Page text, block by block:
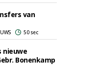
van
50 sec
nieuwe
Bonenkamp